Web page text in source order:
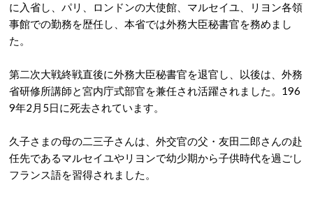
に入省し、パリ、ロンドンの大使館、マルセイユ、リヨン各領
事館での勤務を歴任し、本省では外務大臣秘書官を務めまし
た。
第二次大戦終戦直後に外務大臣秘書官を退官し、以後は、外務
省研修所講師と宮内庁式部官を兼任され活躍されました。196
9年2月5日に死去されています。
久子さまの母の二三子さんは、外交官の父・友田二郎さんの赴
任先であるマルセイユやリヨンで幼少期から子供時代を過ごし
フランス語を習得されました。